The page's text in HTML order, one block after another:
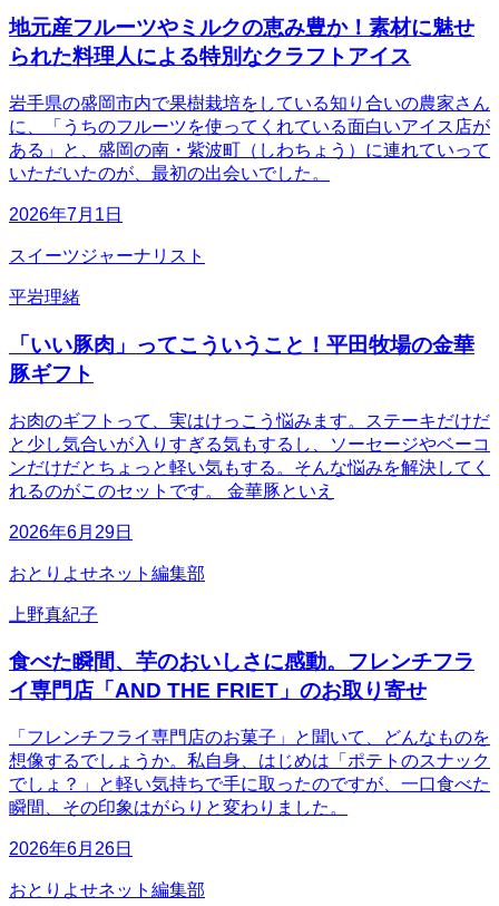
地元産フルーツやミルクの恵み豊か！素材に魅せ
られた料理人による特別なクラフトアイス
岩手県の盛岡市内で果樹栽培をしている知り合いの農家さん
に、「うちのフルーツを使ってくれている面白いアイス店が
ある」と、盛岡の南・紫波町（しわちょう）に連れていって
いただいたのが、最初の出会いでした。
2026年7月1日
スイーツジャーナリスト
平岩理緒
「いい豚肉」ってこういうこと！平田牧場の金華
豚ギフト
お肉のギフトって、実はけっこう悩みます。ステーキだけだ
と少し気合いが入りすぎる気もするし、ソーセージやベーコ
ンだけだとちょっと軽い気もする。そんな悩みを解決してく
れるのがこのセットです。 金華豚といえ
2026年6月29日
おとりよせネット編集部
上野真紀子
食べた瞬間、芋のおいしさに感動。フレンチフラ
イ専門店「AND THE FRIET」のお取り寄せ
「フレンチフライ専門店のお菓子」と聞いて、どんなものを
想像するでしょうか。私自身、はじめは「ポテトのスナック
でしょ？」と軽い気持ちで手に取ったのですが、一口食べた
瞬間、その印象はがらりと変わりました。
2026年6月26日
おとりよせネット編集部